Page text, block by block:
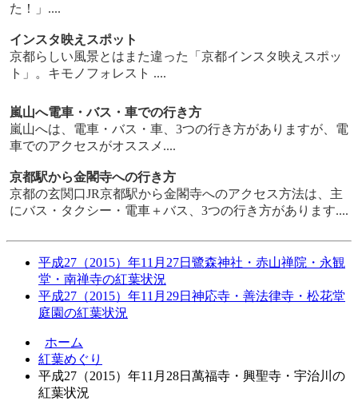
た！」....
インスタ映えスポット
京都らしい風景とはまた違った「京都インスタ映えスポッ
ト」。キモノフォレスト ....
嵐山へ電車・バス・車での行き方
嵐山へは、電車・バス・車、3つの行き方がありますが、電
車でのアクセスがオススメ....
京都駅から金閣寺への行き方
京都の玄関口JR京都駅から金閣寺へのアクセス方法は、主
にバス・タクシー・電車＋バス、3つの行き方があります....
平成27（2015）年11月27日鷺森神社・赤山禅院・永観
堂・南禅寺の紅葉状況
平成27（2015）年11月29日神応寺・善法律寺・松花堂
庭園の紅葉状況
ホーム
紅葉めぐり
平成27（2015）年11月28日萬福寺・興聖寺・宇治川の
紅葉状況